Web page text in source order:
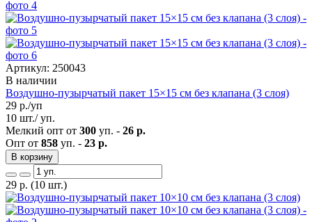
Артикул: 250043
В наличии
Воздушно-пузырчатый пакет 15×15 см без клапана (3 слоя)
29 р./уп
10 шт./ уп.
Мелкий опт от 300 уп. - 26 р.
Опт от 858 уп. - 23 р.
В корзину
29 р. (10 шт.)